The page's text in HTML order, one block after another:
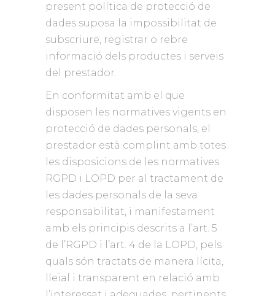
present política de protecció de
dades suposa la impossibilitat de
subscriure, registrar o rebre
informació dels productes i serveis
del prestador.
En conformitat amb el que
disposen les normatives vigents en
protecció de dades personals, el
prestador està complint amb totes
les disposicions de les normatives
RGPD i LOPD per al tractament de
les dades personals de la seva
responsabilitat, i manifestament
amb els principis descrits a l’art. 5
de l’RGPD i l’art. 4 de la LOPD, pels
quals són tractats de manera lícita,
lleial i transparent en relació amb